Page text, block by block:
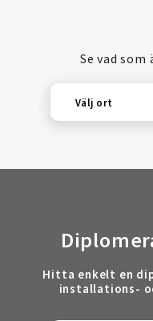
Se vad
Välj ort
Hitta enkelt en
installations-